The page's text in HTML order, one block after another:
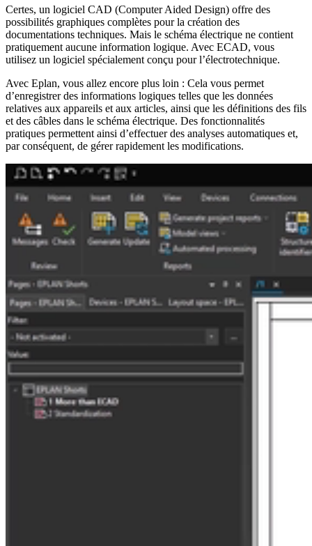
Certes, un logiciel CAD (Computer Aided Design) offre des
possibilités graphiques complètes pour la création des
documentations techniques. Mais le schéma électrique ne contient
pratiquement aucune information logique. Avec ECAD, vous
utilisez un logiciel spécialement conçu pour l’électrotechnique.
Avec Eplan, vous allez encore plus loin : Cela vous permet
d’enregistrer des informations logiques telles que les données
relatives aux appareils et aux articles, ainsi que les définitions des fils
et des câbles dans le schéma électrique. Des fonctionnalités
pratiques permettent ainsi d’effectuer des analyses automatiques et,
par conséquent, de gérer rapidement les modifications.